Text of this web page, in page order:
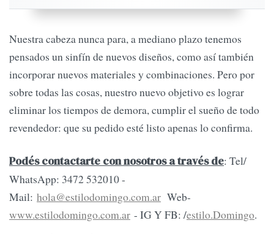
Nuestra cabeza nunca para, a mediano plazo tenemos
pensados un sinfín de nuevos diseños, como así también
incorporar nuevos materiales y combinaciones. Pero por
sobre todas las cosas, nuestro nuevo objetivo es lograr
eliminar los tiempos de demora, cumplir el sueño de todo
revendedor: que su pedido esté listo apenas lo confirma.
Podés contactarte con nosotros a través de: Tel/
WhatsApp: 3472 532010 -
Mail: hola@estilodomingo.com.ar Web-
www.estilodomingo.com.ar - IG Y FB: /estilo.Domingo.